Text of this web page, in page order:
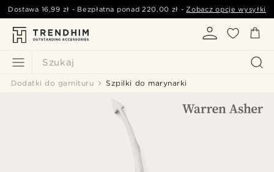
Szukaj
Dostawa 16,99 zł - Bezpłatna ponad220,00 zł -Zobacz opcje wysyłki
Dodatki do garnituru Szpilki do marynarki